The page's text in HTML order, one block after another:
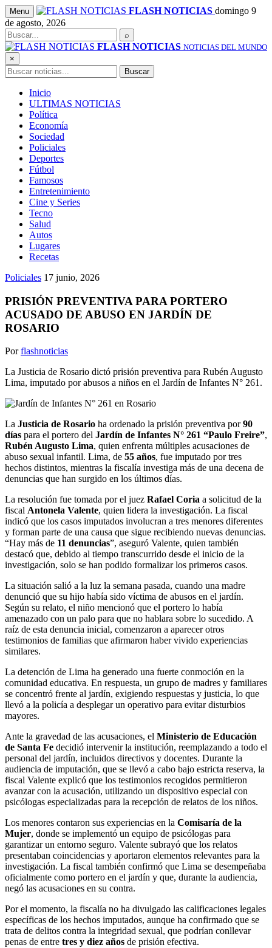
Saltar
al
contenido
Menu FLASH NOTICIAS domingo 9
de agosto, 2026
Buscar
⌕
FLASH NOTICIAS NOTICIAS DEL MUNDO
×
Buscar Buscar
Inicio
ULTIMAS NOTICIAS
Política
Economía
Sociedad
Policiales
Deportes
Fútbol
Famosos
Entretenimiento
Cine y Series
Tecno
Salud
Autos
Lugares
Recetas
Policiales 17 junio, 2026
PRISIÓN PREVENTIVA PARA PORTERO
ACUSADO DE ABUSO EN JARDÍN DE
ROSARIO
Porflashnoticias
La Justicia de Rosario dictó prisión preventiva para Rubén Augusto
Lima, imputado por abusos a niños en el Jardín de Infantes N° 261.
La Justicia de Rosario ha ordenado la prisión preventiva por90
días para el portero del Jardín de Infantes N° 261 “Paulo Freire”,
Rubén Augusto Lima, quien enfrenta múltiples acusaciones de
abuso sexual infantil. Lima, de 55 años, fue imputado por tres
hechos distintos, mientras la fiscalía investiga más de una decena de
denuncias que han surgido en los últimos días.
La resolución fue tomada por el juez Rafael Coria a solicitud de la
fiscal Antonela Valente, quien lidera la investigación. La fiscal
indicó que los casos imputados involucran a tres menores diferentes
y forman parte de una causa que sigue recibiendo nuevas denuncias.
“Hay más de 11 denuncias”, aseguró Valente, quien también
destacó que, debido al tiempo transcurrido desde el inicio de la
investigación, solo se han podido formalizar los primeros casos.
La situación salió a la luz la semana pasada, cuando una madre
denunció que su hijo había sido víctima de abusos en el jardín.
Según su relato, el niño mencionó que el portero lo había
amenazado con un palo para que no hablara sobre lo sucedido. A
raíz de esta denuncia inicial, comenzaron a aparecer otros
testimonios de familias que afirmaron haber vivido experiencias
similares.
La detención de Lima ha generado una fuerte conmoción en la
comunidad educativa. En respuesta, un grupo de madres y familiares
se concentró frente al jardín, exigiendo respuestas y justicia, lo que
llevó a la policía a desplegar un operativo para evitar disturbios
mayores.
Ante la gravedad de las acusaciones, el Ministerio de Educación
de Santa Fe decidió intervenir la institución, reemplazando a todo el
personal del jardín, incluidos directivos y docentes. Durante la
audiencia de imputación, que se llevó a cabo bajo estricta reserva, la
fiscal Valente explicó que los testimonios recogidos permitieron
avanzar con la acusación, utilizando un dispositivo especial con
psicólogas especializadas para la recepción de relatos de los niños.
Los menores contaron sus experiencias en la Comisaría de la
Mujer, donde se implementó un equipo de psicólogas para
garantizar un entorno seguro. Valente subrayó que los relatos
presentaban coincidencias y aportaron elementos relevantes para la
investigación. La fiscal también confirmó que Lima se desempeñaba
oficialmente como portero en el jardín y que, durante la audiencia,
negó las acusaciones en su contra.
Por el momento, la fiscalía no ha divulgado las calificaciones legales
específicas de los hechos imputados, aunque ha confirmado que se
trata de delitos contra la integridad sexual, que podrían conllevar
penas de entre tres y diez años de prisión efectiva.